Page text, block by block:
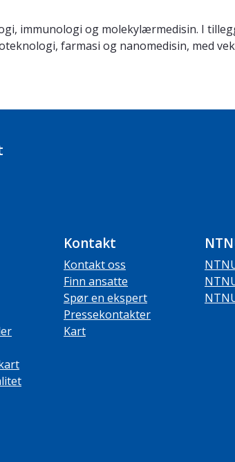
immunologi og molekylærmedisin. I
farmasi og nanomedisin, med
Kontakt
Kontakt oss
Finn ansatte
Spør en ekspert
Pressekontakter
Kart